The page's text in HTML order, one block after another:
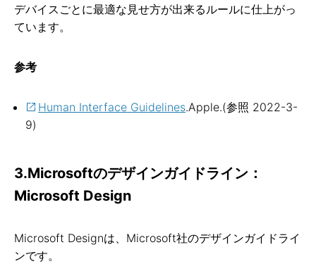
デバイスごとに最適な見せ方が出来るルールに仕上がっ
ています。
参考
Human Interface Guidelines.Apple.(参照 2022-3-
9)
3.Microsoftのデザインガイドライン：
Microsoft Design
Microsoft Designは、Microsoft社のデザインガイドライ
ンです。